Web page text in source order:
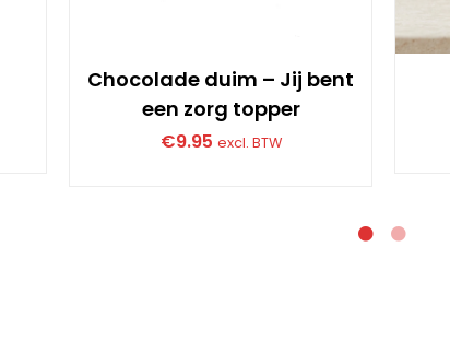
Chocolade duim – Jij bent
een zorg topper
€9.95 excl. BTW